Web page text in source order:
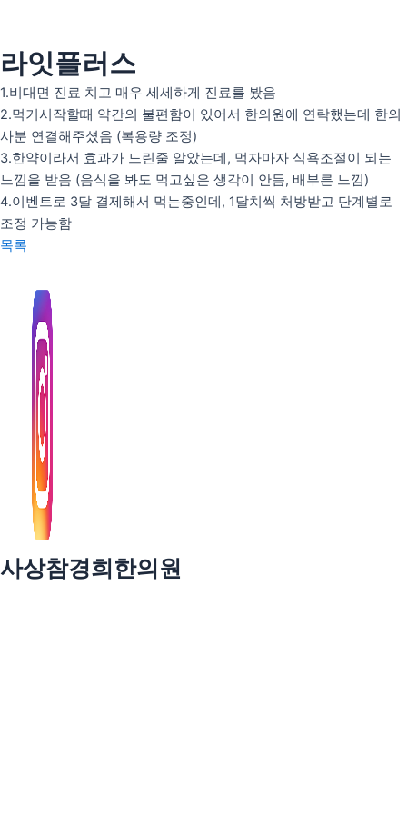
츠
로
건
너
뛰
기
인사말
의료인 소개
안티트러블
펄화이트
우리아이H(성장)
우리아이M(면역)
우리아이S(편식)
리얼후기
사진후기
자필후기
라잇플러스
1.비대면 진료 치고 매우 세세하게 진료를 봤음
2.먹기시작할때 약간의 불편함이 있어서 한의원에 연락했는데 한의
사분 연결해주셨음 (복용량 조정)
3.한약이라서 효과가 느린줄 알았는데, 먹자마자 식욕조절이 되는
느낌을 받음 (음식을 봐도 먹고싶은 생각이 안듬, 배부른 느낌)
4.이벤트로 3달 결제해서 먹는중인데, 1달치씩 처방받고 단계별로
조정 가능함
목록
사상참경희한의원